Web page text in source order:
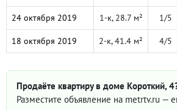
24 октября 2019 1-к, 28.7 м² 1/5
18 октября 2019 2-к, 41.4 м² 4/5
Продаёте квартиру в доме Короткий,
Разместите объявление на metrtv.ru —